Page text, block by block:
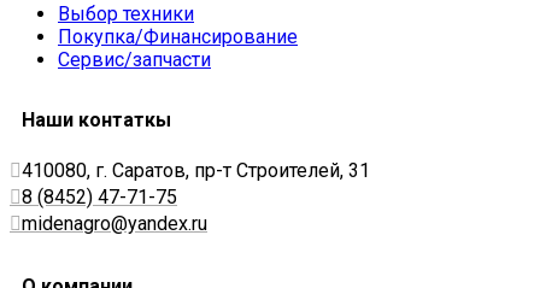
Выбор техники
Покупка/Финансирование
Сервис/запчасти
Наши контаткы
410080, г. Саратов, пр-т Строителей, 31
8 (8452) 47-71-75
midenagro@yandex.ru